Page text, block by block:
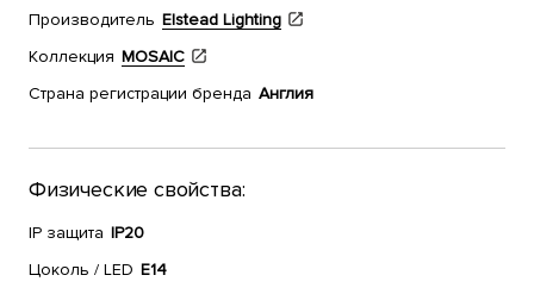
Производитель Elstead Lighting
Коллекция MOSAIC
Страна регистрации бренда Англия
Физические свойства:
IP защита IP20
Цоколь / LED E14